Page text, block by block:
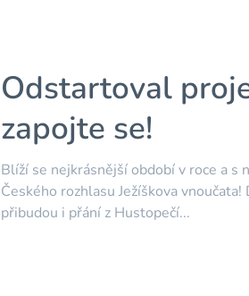
Odstartoval
zapojte se!
Blíží se nejkrásnější období v roce a
Českého rozhlasu Ježíškova
přibudou i přání z Hustopečí...